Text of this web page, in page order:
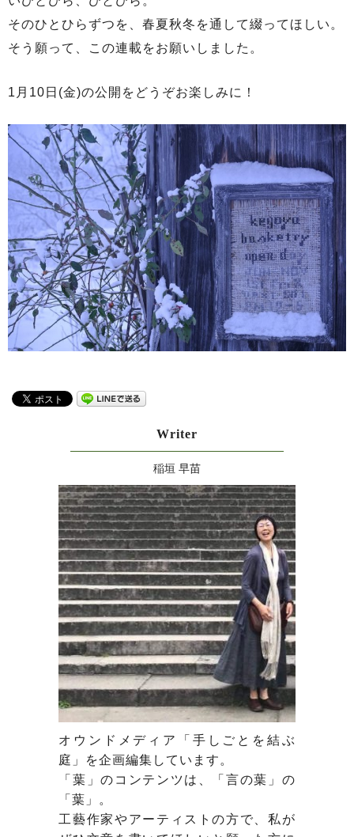
そのひとひらずつを、春夏秋冬を通して綴ってほしい。
そう願って、この連載をお願いしました。
1月10日(金)の公開をどうぞお楽しみに！
Writer
稲垣 早苗
オウンドメディア「手しごとを結ぶ
庭」を企画編集しています。
「葉」のコンテンツは、「言の葉」の
「葉」。
工藝作家やアーティストの方で、私が